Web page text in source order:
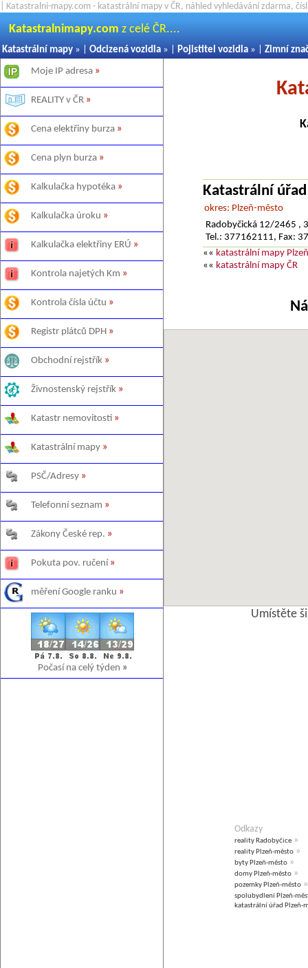
| Katastralni-mapy.com - katastrální mapy v ČR, náhled vyhledávání zdarma,
Katastralnimapy.com z celé ČR....
Katastrální mapy » | Odcizená vozidla » | Pojistitel vozidla » | Zimní
Moje IP adresa »
REALITY v ČR »
Cena elektřiny burza »
Cena plyn burza »
Kalkulačka hypotéka »
Kalkulačka úroku »
Kalkulačka elektřiny ERÚ »
Kontrola najetých Km »
Kontrola čísla účtu »
Registr plátců DPH »
Obchodní rejstřík »
Živnostenský rejstřík »
Katastr nemovitostí »
Katastrální mapy »
PSČ/Adresy »
Telefonní seznam »
Zákony České rep. »
Pokuta pov. ručení »
měření Google ranku »
Počasí na celý týden »
Katastrální
okres: Plzeň-město
Radobyčická 12/2465 ,
Tel.: 377162111, Fax:
«« katastrální mapy
«« katastrální mapy ČR
Umístěte
Odkazy
reality Radobyčice »
reality Plzeň-město »
byty Plzeň-město »
domy Plzeň-město »
pozemky Plzeň-město »
spolubydlení Plzeň-
katastrální úřad Plzeň-